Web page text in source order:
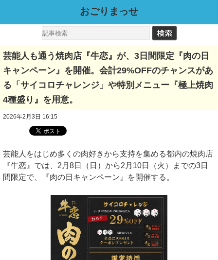
おごりまっせ
芸能人も通う焼肉店『牛恋』が、3日間限定『肉の日
キャンペーン』を開催。会計29%OFFのチャンスがあ
る「サイコロチャレンジ」や特別メニュー『極上焼肉
4種盛り』を用意。
2026年2月3日 16:15
芸能人をはじめ多くの肉好きから支持を集める都内の焼肉店
『牛恋』では、2月8日（日）から2月10日（火）までの3日
間限定で、『肉の日キャンペーン』を開催する。